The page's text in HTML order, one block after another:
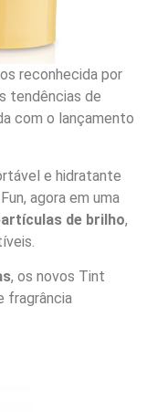
reconhecida por
tendências de
com o lançamento
e hidratante
agora em uma
de brilho,
, os novos Tint
fragrância